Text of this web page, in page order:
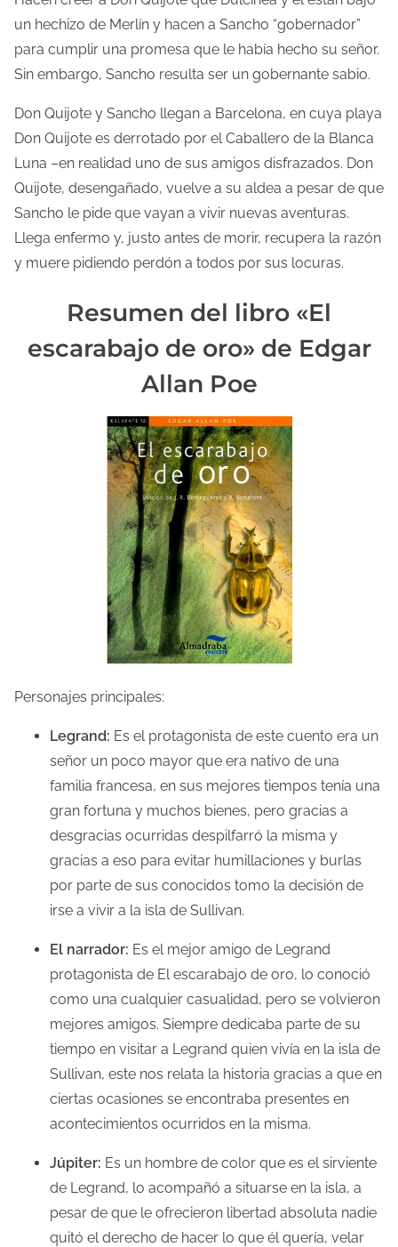
un hechizo de Merlín y hacen a Sancho “gobernador”
para cumplir una promesa que le había hecho su señor.
Sin embargo, Sancho resulta ser un gobernante sabio.
Don Quijote y Sancho llegan a Barcelona, en cuya playa
Don Quijote es derrotado por el Caballero de la Blanca
Luna –en realidad uno de sus amigos disfrazados. Don
Quijote, desengañado, vuelve a su aldea a pesar de que
Sancho le pide que vayan a vivir nuevas aventuras.
Llega enfermo y, justo antes de morir, recupera la razón
y muere pidiendo perdón a todos por sus locuras.
Resumen del libro «El
escarabajo de oro» de Edgar
Allan Poe
Personajes principales:
Legrand: Es el protagonista de este cuento era un
señor un poco mayor que era nativo de una
familia francesa, en sus mejores tiempos tenía una
gran fortuna y muchos bienes, pero gracias a
desgracias ocurridas despilfarró la misma y
gracias a eso para evitar humillaciones y burlas
por parte de sus conocidos tomo la decisión de
irse a vivir a la isla de Sullivan.
El narrador: Es el mejor amigo de Legrand
protagonista de El escarabajo de oro, lo conoció
como una cualquier casualidad, pero se volvieron
mejores amigos. Siempre dedicaba parte de su
tiempo en visitar a Legrand quien vivía en la isla de
Sullivan, este nos relata la historia gracias a que en
ciertas ocasiones se encontraba presentes en
acontecimientos ocurridos en la misma.
Júpiter: Es un hombre de color que es el sirviente
de Legrand, lo acompañó a situarse en la isla, a
pesar de que le ofrecieron libertad absoluta nadie
quitó el derecho de hacer lo que él quería, velar